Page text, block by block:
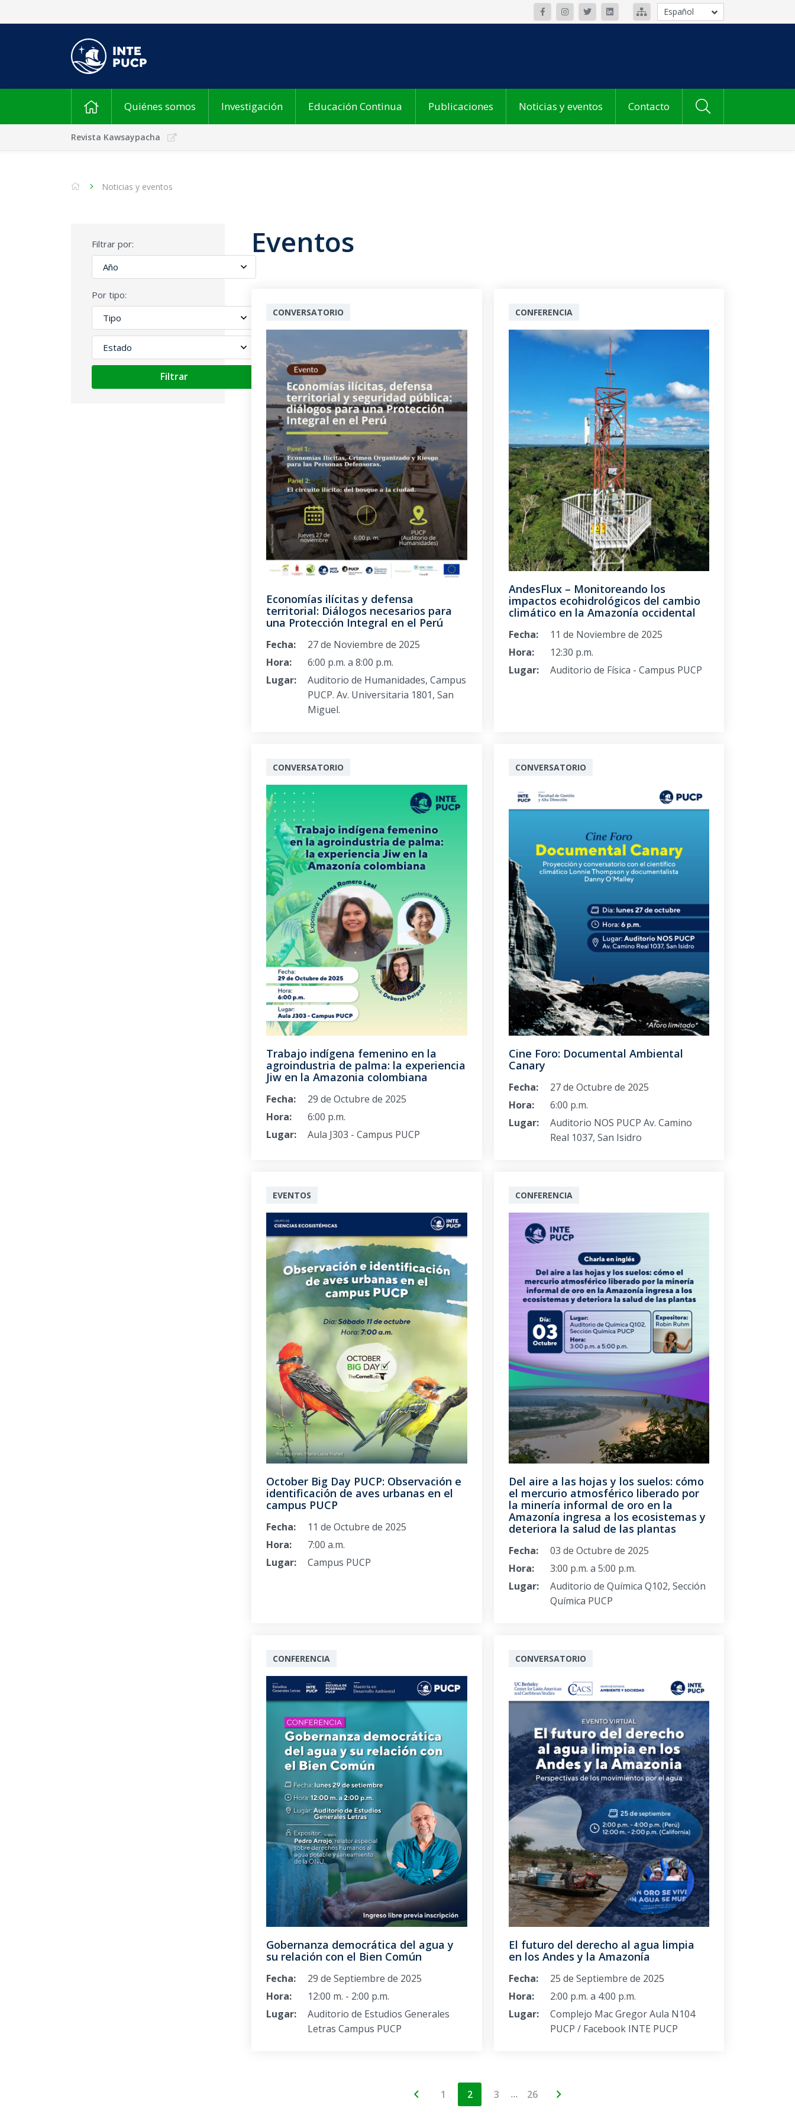
Español
Quiénes somos Investigación Educación Continua Publicaciones Noticias y eventos Contacto
Revista Kawsaypacha
Noticias y eventos
Filtrar por:
Por tipo:
Filtrar
Eventos
CONVERSATORIO
Economías ilícitas y defensa
territorial: Diálogos necesarios para
una Protección Integral en el Perú
Fecha:
27 de Noviembre de 2025
Hora:
6:00 p.m. a 8:00 p.m.
Lugar:
Auditorio de Humanidades, Campus
PUCP. Av. Universitaria 1801, San
Miguel.
CONFERENCIA
AndesFlux – Monitoreando los
impactos ecohidrológicos del cambio
climático en la Amazonía occidental
Fecha:
11 de Noviembre de 2025
Hora:
12:30 p.m.
Lugar:
Auditorio de Física - Campus PUCP
CONVERSATORIO
Trabajo indígena femenino en la
agroindustria de palma: la experiencia
Jiw en la Amazonia colombiana
Fecha:
29 de Octubre de 2025
Hora:
6:00 p.m.
Lugar:
Aula J303 - Campus PUCP
CONVERSATORIO
Cine Foro: Documental Ambiental
Canary
Fecha:
27 de Octubre de 2025
Hora:
6:00 p.m.
Lugar:
Auditorio NOS PUCP Av. Camino
Real 1037, San Isidro
EVENTOS
October Big Day PUCP: Observación e
identificación de aves urbanas en el
campus PUCP
Fecha:
11 de Octubre de 2025
Hora:
7:00 a.m.
Lugar:
Campus PUCP
CONFERENCIA
Del aire a las hojas y los suelos: cómo
el mercurio atmosférico liberado por
la minería informal de oro en la
Amazonía ingresa a los ecosistemas y
deteriora la salud de las plantas
Fecha:
03 de Octubre de 2025
Hora:
3:00 p.m. a 5:00 p.m.
Lugar:
Auditorio de Química Q102, Sección
Química PUCP
CONFERENCIA
Gobernanza democrática del agua y
su relación con el Bien Común
Fecha:
29 de Septiembre de 2025
Hora:
12:00 m. - 2:00 p.m.
Lugar:
Auditorio de Estudios Generales
Letras Campus PUCP
CONVERSATORIO
El futuro del derecho al agua limpia
en los Andes y la Amazonía
Fecha:
25 de Septiembre de 2025
Hora:
2:00 p.m. a 4:00 p.m.
Lugar:
Complejo Mac Gregor Aula N104
PUCP / Facebook INTE PUCP
1 2 3 … 26